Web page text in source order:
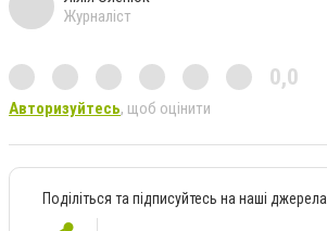
Журналіст
0,0
Авторизуйтесь, щоб оцінити
Поділіться та підписуйтесь на наші джерела